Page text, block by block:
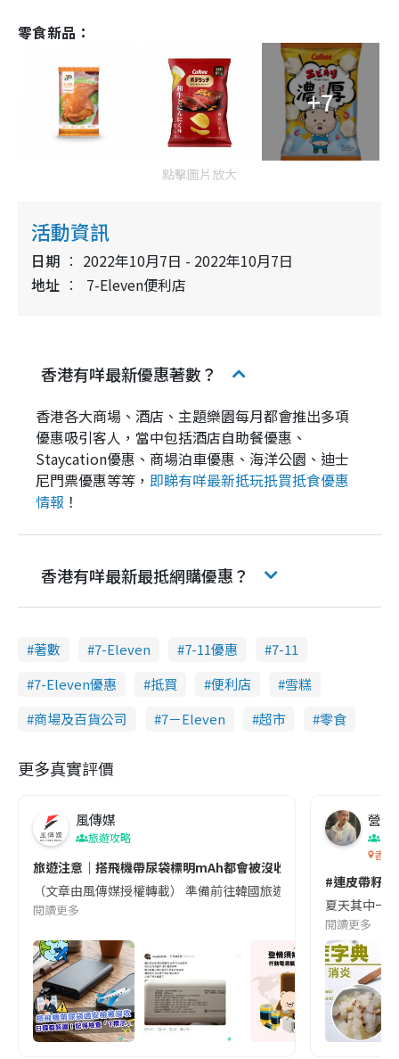
零食新品：
+7
點擊圖片放大
活動資訊
日期
2022年10月7日 - 2022年10月7日
地址
7-Eleven便利店
香港有咩最新優惠著數？
香港各大商場、酒店、主題樂園每月都會推出多項
優惠吸引客人，當中包括酒店自助餐優惠、
Staycation優惠、商場泊車優惠、海洋公園、迪士
尼門票優惠等等， 即睇有咩最新抵玩扺買抵食優惠
情報 ！
香港有咩最新最抵網購優惠？
著數 7-Eleven 7-11優惠
7-11
7-Eleven優惠
抵買 便利店
雪糕
商場及百貨公司
7－Eleven 超市 零食
更多真實評價
風傳媒
旅遊攻略
旅遊注意｜搭飛機帶尿袋標明mAh都會被沒收😱出發前切記檢查
（文章由風傳媒授權轉載） 準備前往韓國旅遊的民眾，近期要
閱讀更多
營養
香港
#連皮帶籽
夏天其中一
閱讀更多